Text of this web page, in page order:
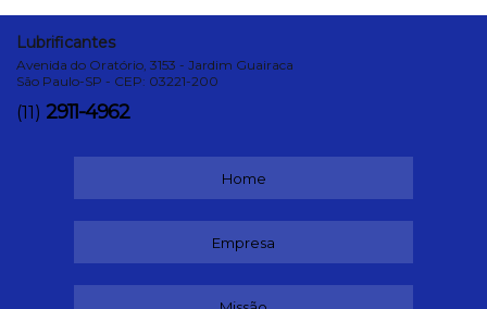
Lubrificantes
Avenida do Oratório, 3153 - Jardim Guairaca
São Paulo-SP - CEP: 03221-200
(11) 2911-4962
Home
Empresa